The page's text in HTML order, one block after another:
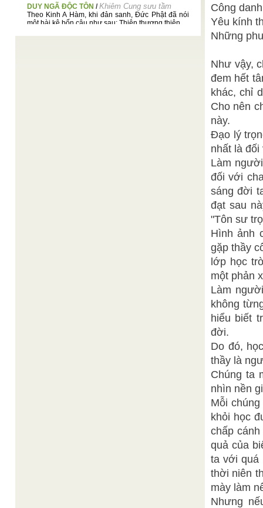
DUY NGÃ ĐỘC TÔN /Khiêm Cung sưu tầm
Theo Kinh A Hàm, khi đản sanh, Đức Phật đã nói
một bài kệ bốn câu như sau: Thiên thượng thiên ...
Công
Yêu kính
Những
Như vậy,
đem hết
khác, chỉ
Cho nên
này.
Đạo lý
nhất là
Làm
đối với
sáng đời
đạt sau
"Tôn sư
Hình ảnh
gặp thầy
lớp học
một phản
Làm
không
hiểu biết
đời.
Do đó,
thầy là
Chúng ta
nhìn nền
Mỗi
khỏi học
chấp
quả của
ta với quá
thời niên
mày làm
Nhưng